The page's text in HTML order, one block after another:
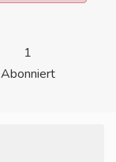
1
Abonniert